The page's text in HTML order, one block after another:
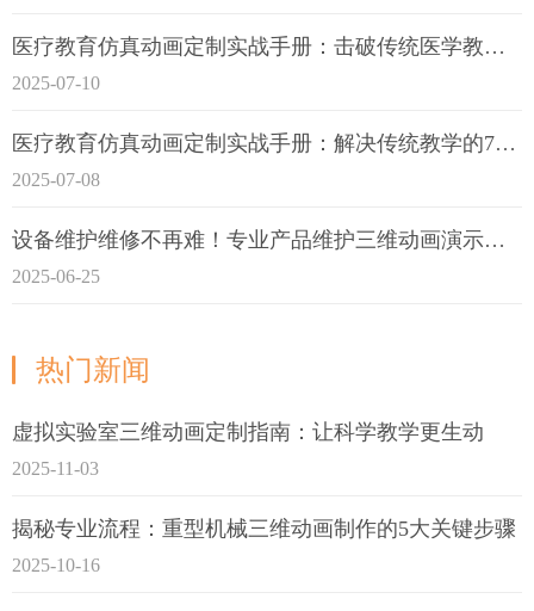
医疗教育仿真动画定制实战手册：击破传统医学教育7大痛点
2025-07-10
医疗教育仿真动画定制实战手册：解决传统教学的7大痛点
2025-07-08
设备维护维修不再难！专业产品维护三维动画演示定制指南
2025-06-25
热门新闻
虚拟实验室三维动画定制指南：让科学教学更生动
2025-11-03
揭秘专业流程：重型机械三维动画制作的5大关键步骤
2025-10-16